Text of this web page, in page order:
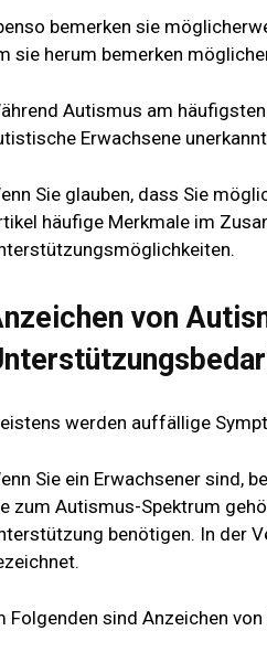
bemerken sie
sie herum bemerken
Autismus am
Erwachsene
Sie glauben, dass Sie
häufige Merkmale im
von
werden auffällige
Sie ein Erwachsener sind,
zum Autismus-Spektrum
benötigen. In der
Folgenden sind Anzeichen